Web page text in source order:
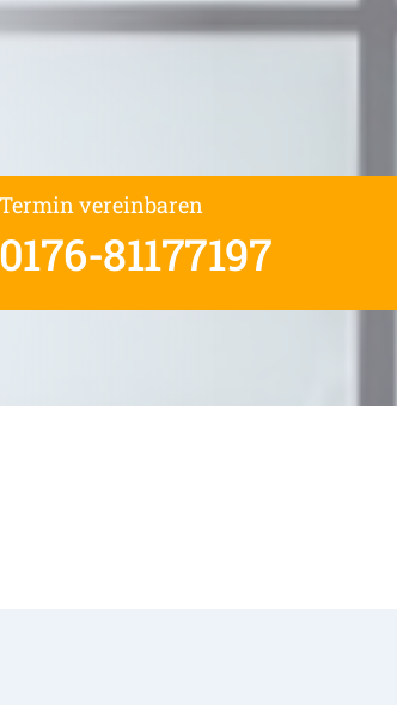
Termin vereinbaren
0176-81177197